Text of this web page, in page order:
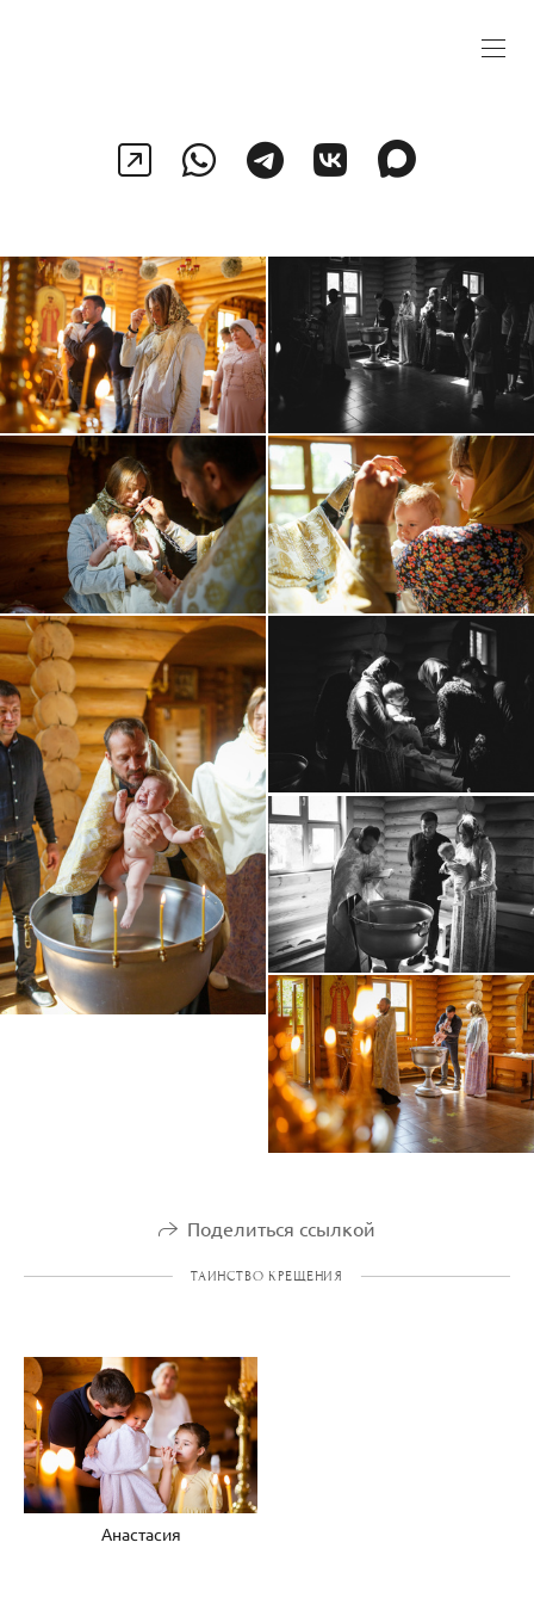
Поделиться ссылкой
ТАИНСТВО КРЕЩЕНИЯ
Анастасия